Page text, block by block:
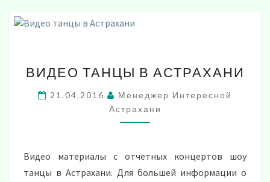
ТАНЦЫ
АСТРАХАНИ
ВИДЕО ТАНЦЫ В АСТРАХАНИ
21.04.2016
Менеджер Интересной
Астрахани
Видео материалы с отчетных концертов шоу
танцы в Астрахани. Для большей информации о